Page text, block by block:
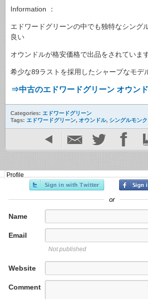
Information ：
エドワードグリーンの中でも独特なシング
良い
オウンドルが格安価格で出品をされています
希少な89ラストを採用したシャープなモデ
⇒中古のエドワードグリーン オウンド
Categories: エドワードグリーン
Tags: エドワードグリーン, オウンドル, シングルモンク
Profile
or
Name
Email
Not published
Website
Comment